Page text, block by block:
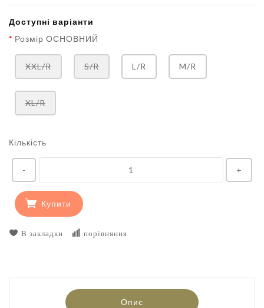
Доступні варіанти
Розмір ОСНОВНИЙ
XXL/R S/R L/R M/R
XL/R
Кількість
- +
Купити
В закладки порівняння
Опис